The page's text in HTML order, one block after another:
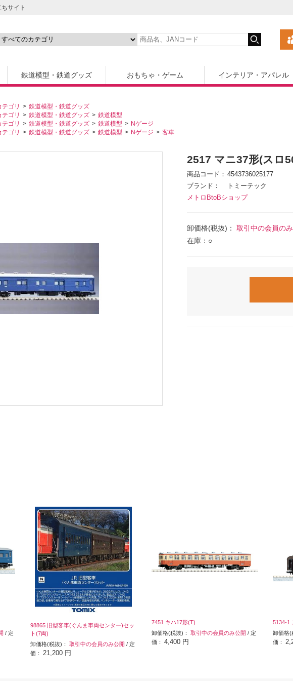
サイト
鉄道模型・鉄道グッズ おもちゃ・ゲーム インテリア・アパレル
ゴリ
鉄道模型・鉄道グッズ
ゴリ 鉄道模型・鉄道グッズ
鉄道模型
ゴリ 鉄道模型・鉄道グッズ 鉄道模型
Nゲージ
ゴリ 鉄道模型・鉄道グッズ 鉄道模型 Nゲージ 客車
2517 マニ37形(スロ
商品コード
4543736025177
ブランド
トミーテック
メトロBtoBショップ
卸価格(税抜)： 取引中の会員の
在庫：○
/ 定
98865 旧型客車(ぐんま車両センター)セッ
ト(7両)
卸価格(税抜)： 取引中の会員のみ公開 / 定
価： 21,200 円
7451 キハ17形(T)
卸価格(税抜)： 取引中の会員のみ公開 / 定
価： 4,400 円
5134-1
卸価格(
価：